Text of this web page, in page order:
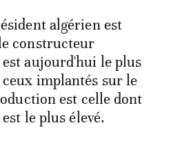
algérien est
constructeur
aujourd'hui le plus
implantés sur le
est celle dont
le plus élevé.